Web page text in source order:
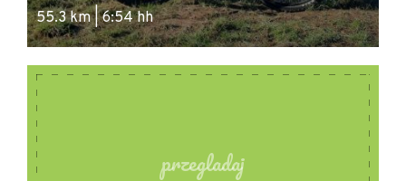
55.3 km | 6:54 hh
przegladaj